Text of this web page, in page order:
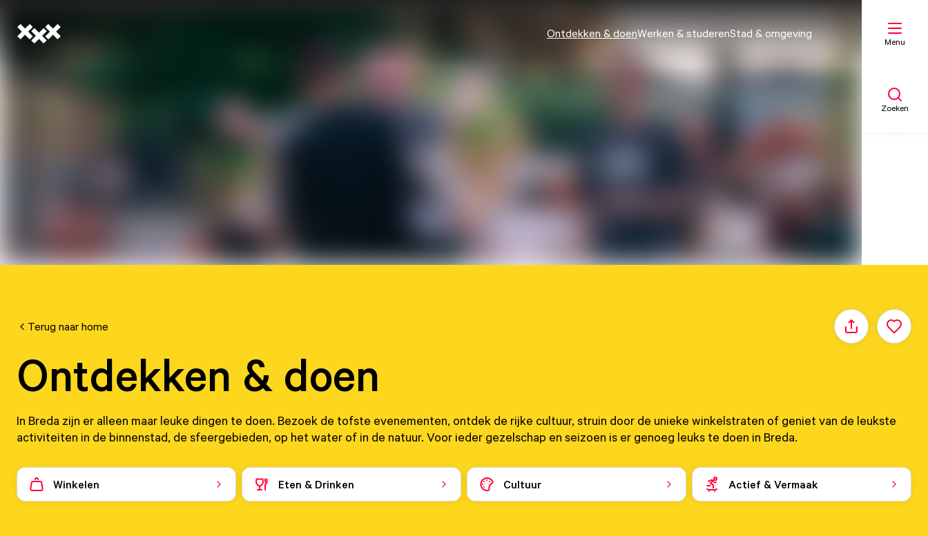
Ontdekken & doenWerken & studerenStad & omgeving
Menu
Zoeken
Terug naar home Delen
Ontdekken & doen
In Breda zijn er alleen maar leuke dingen te doen. Bezoek de tofste evenementen, ontdek de rijke cultuur, struin door de unieke winkelstraten of geniet van de leukste
activiteiten in de binnenstad, de sfeergebieden, op het water of in de natuur. Voor ieder gezelschap en seizoen is er genoeg leuks te doen in Breda.
Winkelen Eten & Drinken Cultuur Actief & Vermaak